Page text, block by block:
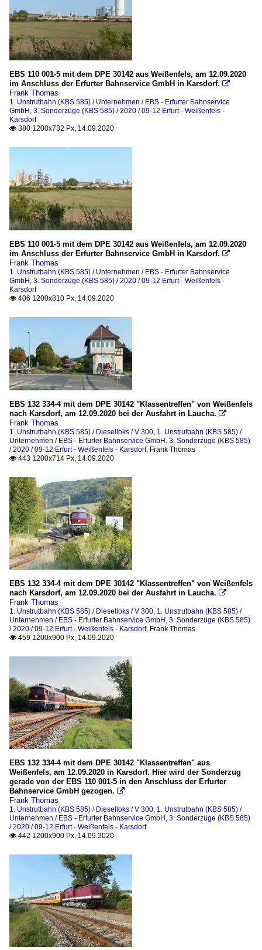
EBS 110 001-5 mit dem DPE 30142 aus Weißenfels, am 12.09.2020
im Anschluss der Erfurter Bahnservice GmbH in Karsdorf. 
Frank Thomas
1. Unstrutbahn (KBS 585) / Unternehmen / EBS - Erfurter Bahnservice
GmbH , 3. Sonderzüge (KBS 585) / 2020 / 09-12 Erfurt - Weißenfels -
Karsdorf
 380 1200x732 Px, 14.09.2020
EBS 110 001-5 mit dem DPE 30142 aus Weißenfels, am 12.09.2020
im Anschluss der Erfurter Bahnservice GmbH in Karsdorf. 
Frank Thomas
1. Unstrutbahn (KBS 585) / Unternehmen / EBS - Erfurter Bahnservice
GmbH , 3. Sonderzüge (KBS 585) / 2020 / 09-12 Erfurt - Weißenfels -
Karsdorf
 406 1200x810 Px, 14.09.2020
EBS 132 334-4 mit dem DPE 30142 "Klassentreffen" von Weißenfels
nach Karsdorf, am 12.09.2020 bei der Ausfahrt in Laucha. 
Frank Thomas
1. Unstrutbahn (KBS 585) / Dieselloks / V 300, 1. Unstrutbahn (KBS 585) /
Unternehmen / EBS - Erfurter Bahnservice GmbH , 3. Sonderzüge (KBS 585)
/ 2020 / 09-12 Erfurt - Weißenfels - Karsdorf, Frank Thomas
 443 1200x714 Px, 14.09.2020
EBS 132 334-4 mit dem DPE 30142 "Klassentreffen" von Weißenfels
nach Karsdorf, am 12.09.2020 bei der Ausfahrt in Laucha. 
Frank Thomas
1. Unstrutbahn (KBS 585) / Dieselloks / V 300, 1. Unstrutbahn (KBS 585) /
Unternehmen / EBS - Erfurter Bahnservice GmbH , 3. Sonderzüge (KBS 585)
/ 2020 / 09-12 Erfurt - Weißenfels - Karsdorf, Frank Thomas
 459 1200x900 Px, 14.09.2020
EBS 132 334-4 mit dem DPE 30142 "Klassentreffen" aus
Weißenfels, am 12.09.2020 in Karsdorf. Hier wird der Sonderzug
gerade von der EBS 110 001-5 in den Anschluss der Erfurter
Bahnservice GmbH gezogen. 
Frank Thomas
1. Unstrutbahn (KBS 585) / Dieselloks / V 300, 1. Unstrutbahn (KBS 585) /
Unternehmen / EBS - Erfurter Bahnservice GmbH , 3. Sonderzüge (KBS 585)
/ 2020 / 09-12 Erfurt - Weißenfels - Karsdorf
 442 1200x900 Px, 14.09.2020